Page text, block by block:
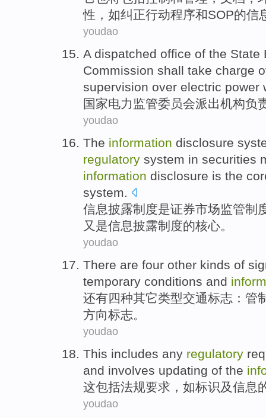
性 ， 如纠正行动程序和SOP的信
youdao
A dispatched office of the State
Commission shall take charge
supervision over electric power
国家电力 监管委员会派出机构负
youdao
The information disclosure
regulatory system in securities
information disclosure is the
system.
信息披露制度是证券市场监管制
又是信息披露制度的核心。
youdao
There are four other kinds of
temporary conditions and
还有四种其它类型交通标志： 管
方向标志。
youdao
This includes any regulatory
and involves updating of the
这包括法规要求 ， 如标识 及信息
youdao